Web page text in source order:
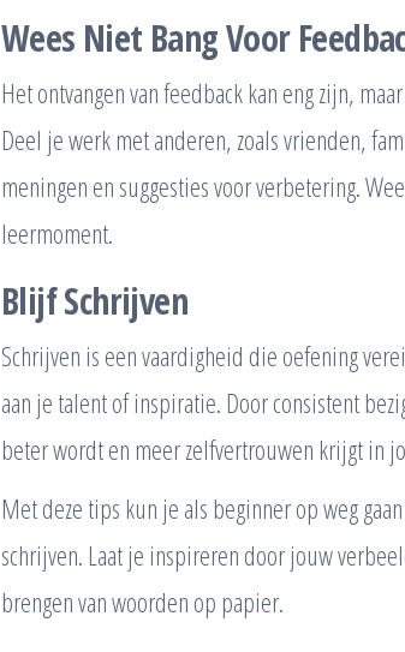
Wees Niet Bang Voor
Het ontvangen van feedback kan eng zijn,
Deel je werk met anderen, zoals vrienden,
meningen en suggesties voor verbetering.
leermoment.
Blijf Schrijven
Schrijven is een vaardigheid die oefening
aan je talent of inspiratie. Door consistent
beter wordt en meer zelfvertrouwen krijgt in
Met deze tips kun je als beginner op weg
schrijven. Laat je inspireren door jouw
brengen van woorden op papier.